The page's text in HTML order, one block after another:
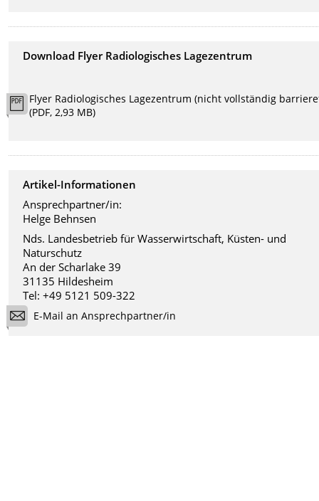
Download Flyer Radiologisches Lagezentrum
Flyer Radiologisches Lagezentrum (nicht vollständig
(PDF, 2,93 MB)
Artikel-Informationen
Ansprechpartner/in:
Helge Behnsen
Nds. Landesbetrieb für Wasserwirtschaft, Küsten- und
Naturschutz
An der Scharlake 39
31135 Hildesheim
Tel: +49 5121 509-322
E-Mail an Ansprechpartner/in